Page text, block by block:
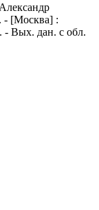
- [Москва] :
- Вых. дан. с обл.